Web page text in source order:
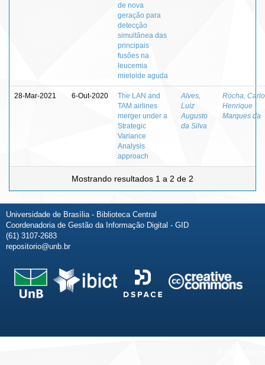
de nova
geração para
detecção
simultânea das
principais
fusões na
leucemia
mieloide aguda
28-Mar-2021 6-Out-2020
The LAN and
TAM airlines
merger under a
Strategic
Variance
Analysis
approach
Alves,
Luiz
Augusto
da Silva
Rocha,
Henrique
Marques da
Mostrando resultados 1 a 2 de 2
Universidade de Brasília - Biblioteca Central
Coordenadoria de Gestão da Informação Digital - GID
(61) 3107-2683
repositorio@unb.br